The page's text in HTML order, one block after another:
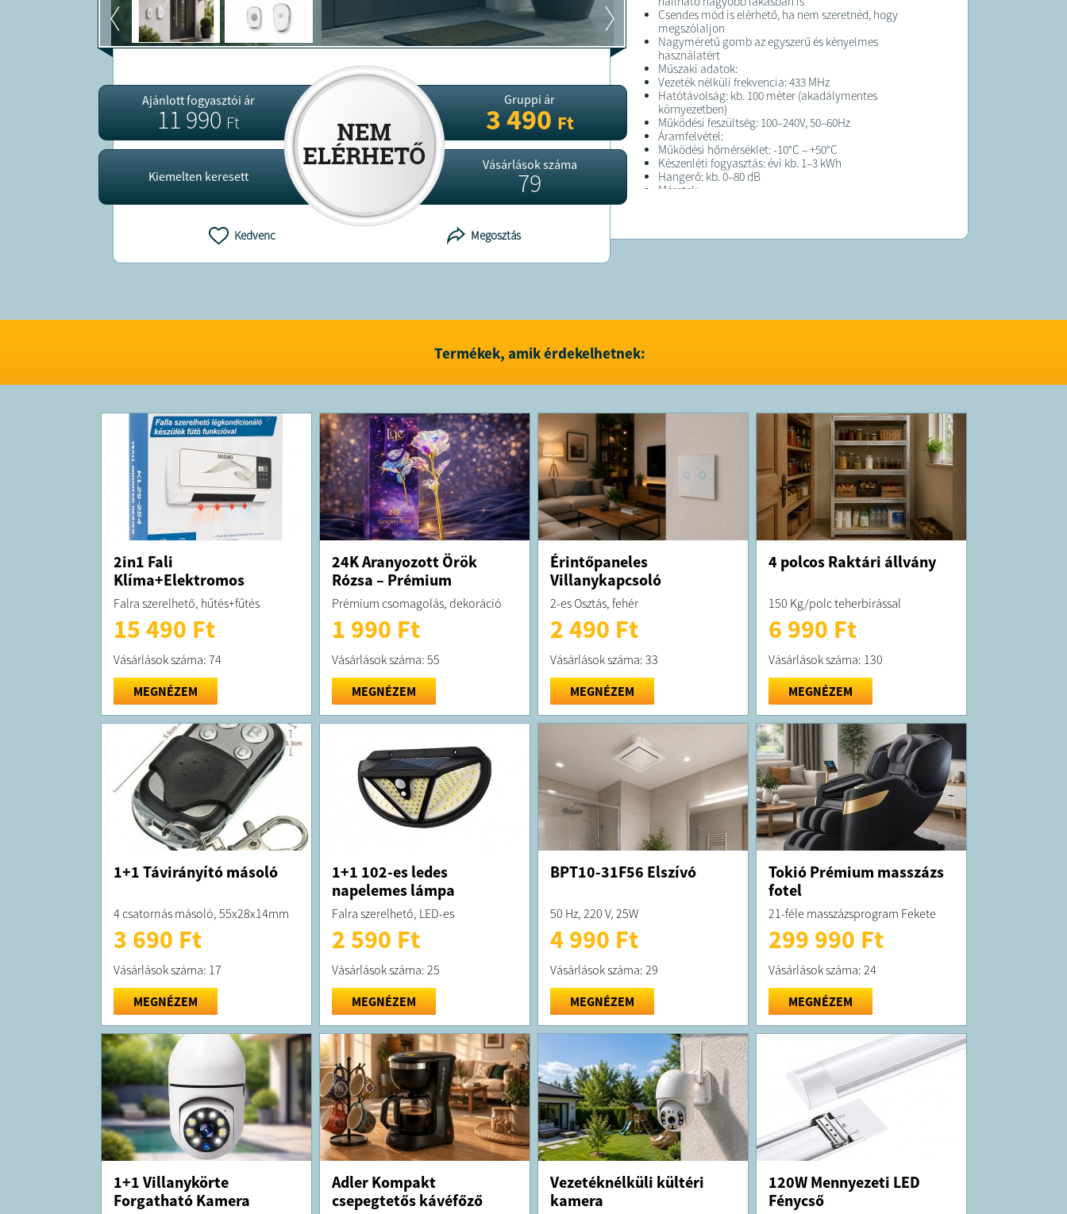
Ajánlott fogyasztói ár
11 990Ft
Kiemelten keresett
Gruppi ár
3 490Ft
Vásárlások száma
79
Kedvenc Megosztás
Csendes mód is elérhető, ha nem szeretnéd, hogy
megszólaljon
Nagyméretű gomb az egyszerű és kényelmes
használatért
Műszaki adatok:
Vezeték nélküli frekvencia: 433 MHz
Hatótávolság: kb. 100 méter (akadálymentes
környezetben)
Működési feszültség: 100–240V, 50–60Hz
Áramfelvétel:
Működési hőmérséklet: -10°C – +50°C
Készenléti fogyasztás: évi kb. 1–3 kWh
Hangerő: kb. 0–80 dB
Méretek:
A csengőt csak be kell dugni a konnektorba.
Ez a vezeték nélküli csengő tökéletes választás
A terméket átlagosan 10 munkanapon belül
kiszállítjuk!
A terméket forgalmazza a Mao Direkt Import Kft.
elérhetőségei: +36 1 9994695;
infoveddshop@gmail.com; adószám: 25909030-2-
43;cégjegyzékszám: 01-09-295712 cím: 1122 Budapest
Termékek, amik érdekelhetnek:
2in1 Fali
Klíma+Elektromos
Fűtőtest
Falra szerelhető, hűtés+fűtés
15 490 Ft
Vásárlások száma: 74
MEGNÉZEM
24K Aranyozott Örök
Rózsa – Prémium
Prémium csomagolás, dekoráció
1 990 Ft
Vásárlások száma: 55
MEGNÉZEM
Érintőpaneles
Villanykapcsoló
2-es Osztás, fehér
2 490 Ft
Vásárlások száma: 33
MEGNÉZEM
4 polcos Raktári állvány
150 Kg/polc teherbírással
6 990 Ft
Vásárlások száma: 130
MEGNÉZEM
1+1 Távirányító másoló
4 csatornás másoló, 55x28x14mm
3 690 Ft
Vásárlások száma: 17
MEGNÉZEM
1+1 102-es ledes
napelemes lámpa
Falra szerelhető, LED-es
2 590 Ft
Vásárlások száma: 25
MEGNÉZEM
BPT10-31F56 Elszívó
50 Hz, 220 V, 25W
4 990 Ft
Vásárlások száma: 29
MEGNÉZEM
Tokió Prémium masszázs
fotel
21-féle masszázsprogram Fekete
299 990 Ft
Vásárlások száma: 24
MEGNÉZEM
1+1 Villanykörte
Forgatható Kamera
Adler Kompakt
csepegtetős kávéfőző
Vezetéknélküli kültéri
kamera
120W Mennyezeti LED
Fénycső